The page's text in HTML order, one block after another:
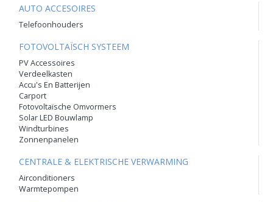
AUTO ACCESOIRES
Telefoonhouders
FOTOVOLTAÏSCH SYSTEEM
PV Accessoires
Verdeelkasten
Accu's En Batterijen
Carport
Fotovoltaïsche Omvormers
Solar LED Bouwlamp
Windturbines
Zonnenpanelen
CENTRALE & ELEKTRISCHE VERWARMING
Airconditioners
Warmtepompen